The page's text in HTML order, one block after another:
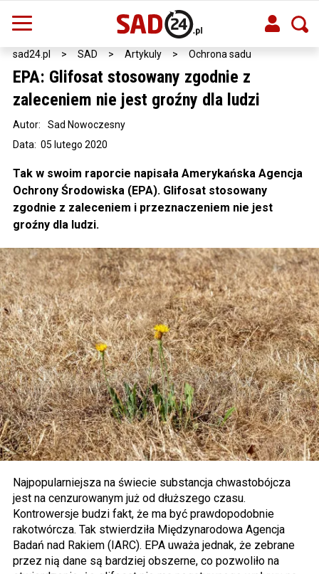
sad24.pl > SAD > Artykuly > Ochrona sadu
EPA: Glifosat stosowany zgodnie z
zaleceniem nie jest groźny dla ludzi
Data: 05 lutego 2020
Autor: Sad Nowoczesny
Tak w swoim raporcie napisała Amerykańska Agencja
Ochrony Środowiska (EPA). Glifosat stosowany
zgodnie z zaleceniem i przeznaczeniem nie jest
groźny dla ludzi.
Najpopularniejsza na świecie substancja chwastobójcza
jest na cenzurowanym już od dłuższego czasu.
Kontrowersje budzi fakt, że ma być prawdopodobnie
rakotwórcza. Tak stwierdziła Międzynarodowa Agencja
Badań nad Rakiem (IARC). EPA uważa jednak, że zebrane
przez nią dane są bardziej obszerne, co pozwoliło na